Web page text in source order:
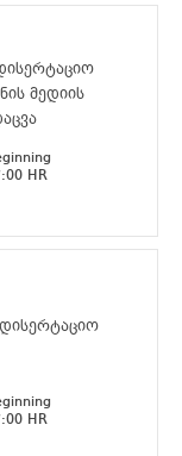
მედიის
HR
HR